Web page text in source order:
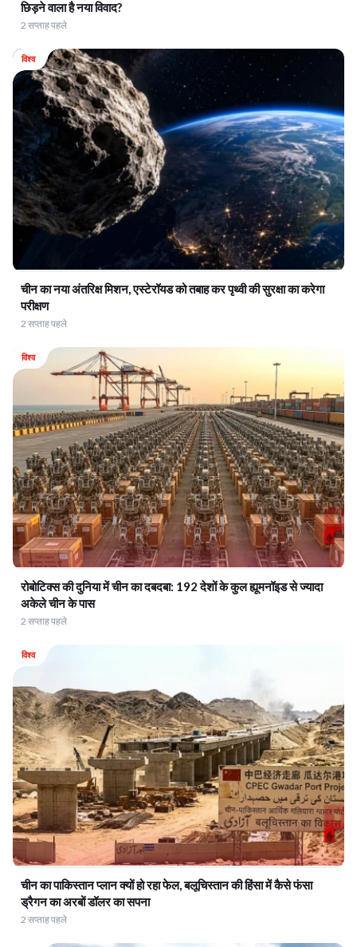
छिड़ने वाला है नया विवाद?
2 सप्ताह पहले
विश्व
चीन का नया अंतरिक्ष मिशन, एस्टेरॉयड को तबाह कर पृथ्वी की सुरक्षा का करेगा
परीक्षण
2 सप्ताह पहले
विश्व
रोबोटिक्स की दुनिया में चीन का दबदबा: 192 देशों के कुल ह्यूमनॉइड से ज्यादा
अकेले चीन के पास
2 सप्ताह पहले
विश्व
चीन का पाकिस्तान प्लान क्यों हो रहा फेल, बलूचिस्तान की हिंसा में कैसे फंसा
ड्रैगन का अरबों डॉलर का सपना
2 सप्ताह पहले